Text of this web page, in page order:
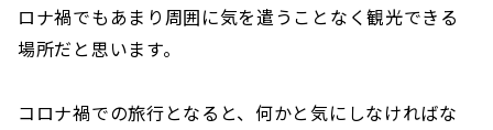
ができます。 明善寺周辺の紅葉。 こ...
ロナ禍でもあまり周囲に気を遣うことなく観光できる
場所だと思います。
コロナ禍での旅行となると、何かと気にしなければな